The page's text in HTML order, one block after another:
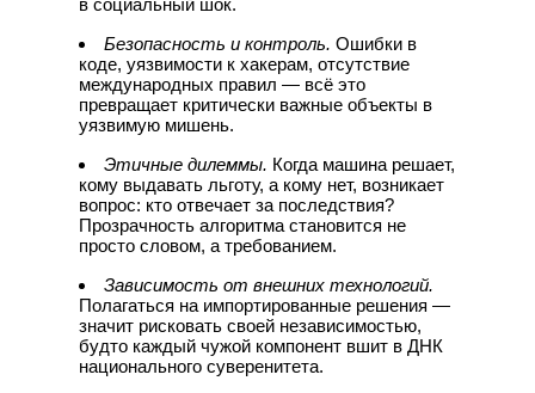
Безопасность и контроль. Ошибки в
коде, уязвимости к хакерам, отсутствие
международных правил — всё это
превращает критически важные объекты в
уязвимую мишень.
Этичные дилеммы. Когда машина решает,
кому выдавать льготу, а кому нет, возникает
вопрос: кто отвечает за последствия?
Прозрачность алгоритма становится не
просто словом, а требованием.
Зависимость от внешних технологий.
Полагаться на импортированные решения —
значит рисковать своей независимостью,
будто каждый чужой компонент вшит в ДНК
национального суверенитета.